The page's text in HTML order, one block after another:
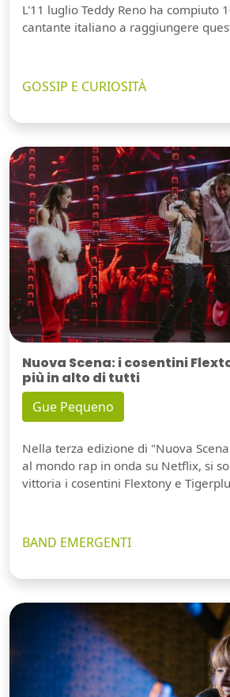
L'11 luglio Teddy Reno ha compiuto
cantante italiano a raggiungere
GOSSIP E CURIOSITÀ
Nuova Scena: i cosentini
più in alto di tutti
Gue Pequeno
Nella terza edizione di "Nuova
al mondo rap in onda su Netflix, si
vittoria i cosentini Flextony e
BAND EMERGENTI